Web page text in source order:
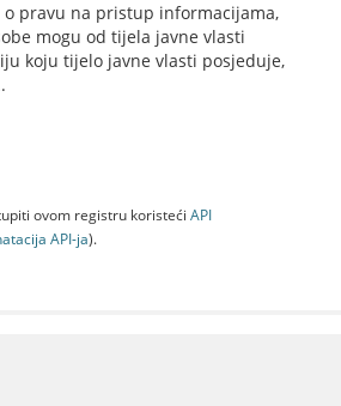
o pravu na pristup informacijama,
mogu od tijela javne vlasti
koju tijelo javne vlasti posjeduje,
ovom registru koristeći API
API-jа).